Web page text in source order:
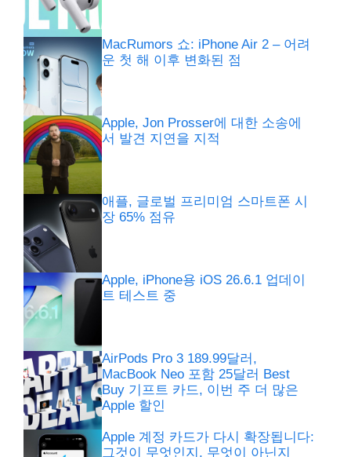
MacRumors 쇼: iPhone Air 2 – 어려
운 첫 해 이후 변화된 점
Apple, Jon Prosser에 대한 소송에
서 발견 지연을 지적
애플, 글로벌 프리미엄 스마트폰 시
장 65% 점유
Apple, iPhone용 iOS 26.6.1 업데이
트 테스트 중
AirPods Pro 3 189.99달러,
MacBook Neo 포함 25달러 Best
Buy 기프트 카드, 이번 주 더 많은
Apple 할인
Apple 계정 카드가 다시 확장됩니다:
그것이 무엇인지, 무엇이 아닌지